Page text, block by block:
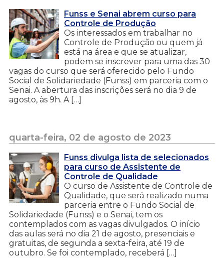
Funss e Senai abrem curso para
Controle de Produção
Os interessados em trabalhar no
Controle de Produção ou quem já
está na área e que se atualizar,
podem se inscrever para uma das 30
vagas do curso que será oferecido pelo Fundo
Social de Solidariedade (Funss) em parceria com o
Senai. A abertura das inscrições será no dia 9 de
agosto, às 9h. A […]
quarta-feira, 02 de agosto de 2023
Funss divulga lista de selecionados
para curso de Assistente de
Controle de Qualidade
O curso de Assistente de Controle de
Qualidade, que será realizado numa
parceria entre o Fundo Social de
Solidariedade (Funss) e o Senai, tem os
contemplados com as vagas divulgados. O início
das aulas será no dia 21 de agosto, presenciais e
gratuitas, de segunda a sexta-feira, até 19 de
outubro. Se foi contemplado, receberá […]